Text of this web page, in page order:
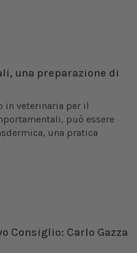
una preparazione di
in veterinaria per il
può essere
una pratica
Consiglio: Carlo Gazza